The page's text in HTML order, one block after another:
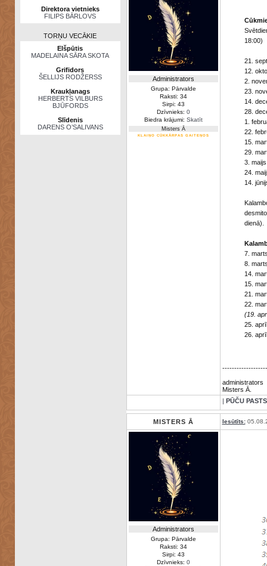
Direktora vietnieks
FILIPS BĀRLOVS
TORŅU VECĀKIE
Elšpūtis
MADELAINA SĀRA SKOTA
Grifidors
ŠELLIJS RODŽERSS
Kraukļanags
HERBERTS VILBURS
BJŪFORDS
Slīdenis
DARENS O’SALIVANS
Administrators
Grupa: Pārvalde
Raksti: 34
Sirpi: 43
Dzīvnieks: 0
Biedra krājumi: Skatīt
Misters Ā
KLAIŅO CŪKKĀRPAS GAITEŅOS
18:00)
21.
12.
2.
23.
14.
28.
1.
22.
15.
29.
3. maijs
24.
14.
dienā).
7.
8.
14.
15.
21.
22.
(19.
25.
26.
administrators
Misters Ā.
| PŪČU PASTS
MISTERS Ā Iesūtīts:
Administrators
Grupa: Pārvalde
Raksti: 34
Sirpi: 43
Dzīvnieks: 0